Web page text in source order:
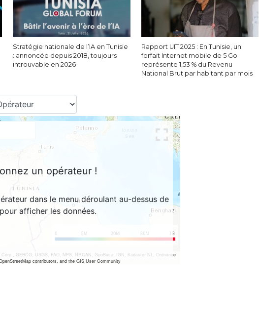
Stratégie nationale de l’IA en Tunisie
: annoncée depuis 2018, toujours
introuvable en 2026
Rapport UIT 2025 : En Tunisie, un
forfait Internet mobile de 5 Go
représente 1,53 % du Revenu
National Brut par habitant par mois